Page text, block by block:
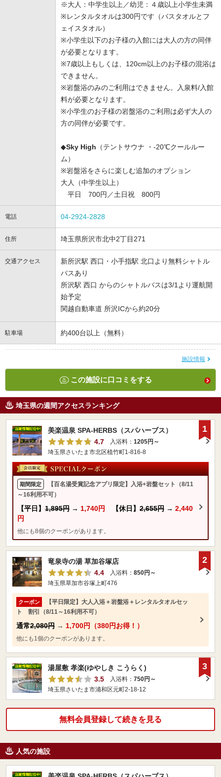
※大人：中学生以上／幼児：４歳以上小学生未満
※レンタルタオルは300円です（バスタオルとフ
ェイスタオル）
※小学生以下のお子様の入館には大人の方の同伴
が必要となります。
※7歳以上もしくは、120cm以上のお子様の混浴は
できません。
※岩盤浴のみのご利用はできません。入泉料/入館
料が必要となります。
※小学生のお子様の岩盤浴のご利用は必ず大人の
方の同伴が必要です。
◆Sky High⁩ （テントサウナ ・-20℃クールルー
ム）
※岩盤浴をさらに楽しむ追加のオプション
大人（中学生以上）
平日 700円／土日祝 800円
電話 04-2924-2828
住所 埼玉県所沢市北中2丁目271
交通アクセス
新所沢駅 西口・小手指駅 北口より無料シャトル
バスあり
所沢駅 西口 からのシャトルバスは3/1より運航開
始予定
関越自動車道 所沢ICから約20分
駐車場 約400台以上（無料）
施設情報
この施設に口コミをする
埼玉県の週間アクセスランキング
美楽温泉 SPA-HERBS（スパハーブス）
4.7
入浴料： 1205円～
埼玉県さいたま市北区植竹町1-816-8
期間限定
【百名湯受賞記念アプリ限定】入浴+岩盤セット（8/11
～16利用不可）
【平日】 1,895円 → 1,740円 【休日】 2,655円 → 2,440
円
他にも8個のクーポンがあります。
1
竜泉寺の湯 草加谷塚店
4.4
入浴料： 850円～
埼玉県草加市谷塚上町476
クーポン
【平日限定】大人入浴＋岩盤浴＋レンタルタオルセッ
ト 割引（8/11～16利用不可）
通常2,080円 → 1,700円（380円お得！）
他にも1個のクーポンがあります。
2
湯屋敷 孝楽(ゆやしき こうらく)
3.5
入浴料： 750円～
埼玉県さいたま市浦和区元町2-18-12
3
無料会員登録して続きを見る
人気の施設